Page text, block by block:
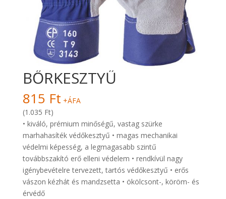
BŐRKESZTYŰ
815 Ft +ÁFA
(1.035 Ft)
• kiváló, prémium minőségű, vastag szürke
marhahasíték védőkesztyű • magas mechanikai
védelmi képesség, a legmagasabb szintű
továbbszakító erő elleni védelem • rendkívül nagy
igénybevételre tervezett, tartós védőkesztyű • erős
vászon kézhát és mandzsetta • ökölcsont-, köröm- és
érvédő